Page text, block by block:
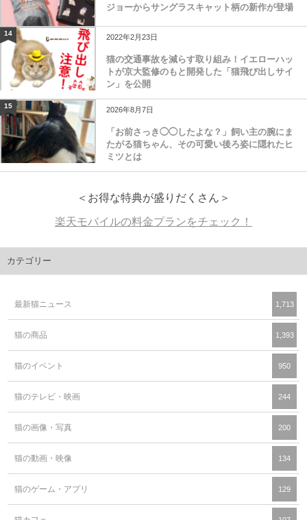
ジョーからサングラスキャット柄の新作が登場
14 2022年2月23日
猫の交通事故を減らす取り組み！イエローハッ
トが京大監修のもと開発した「猫飛び出しサイ
ン」を公開
15 2026年8月7日
「お前さっき◯◯したよな？」飼い主の腕にま
たがる猫ちゃん、その可愛い後ろ姿に隠れたヒ
ミツとは
＜お得な特典が盛りだくさん＞
楽天モバイルの料金プランをチェック！
カテゴリー
最新猫ニュース 1,713
猫の商品 1,393
猫のイベント 950
猫のテレビ・映画 244
猫の画像・写真 200
猫の動画・映像 134
猫のゲーム・アプリ 129